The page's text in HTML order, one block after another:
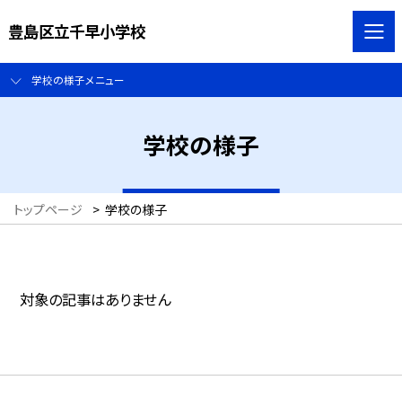
豊島区立千早小学校
学校の様子メニュー
学校の様子
トップページ > 学校の様子
対象の記事はありません